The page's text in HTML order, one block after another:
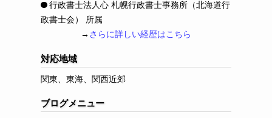
行政書士法人心 札幌行政書士事務所（北海道行
政書士会） 所属
→ さらに詳しい経歴はこちら
対応地域
関東、東海、関西近郊
ブログメニュー